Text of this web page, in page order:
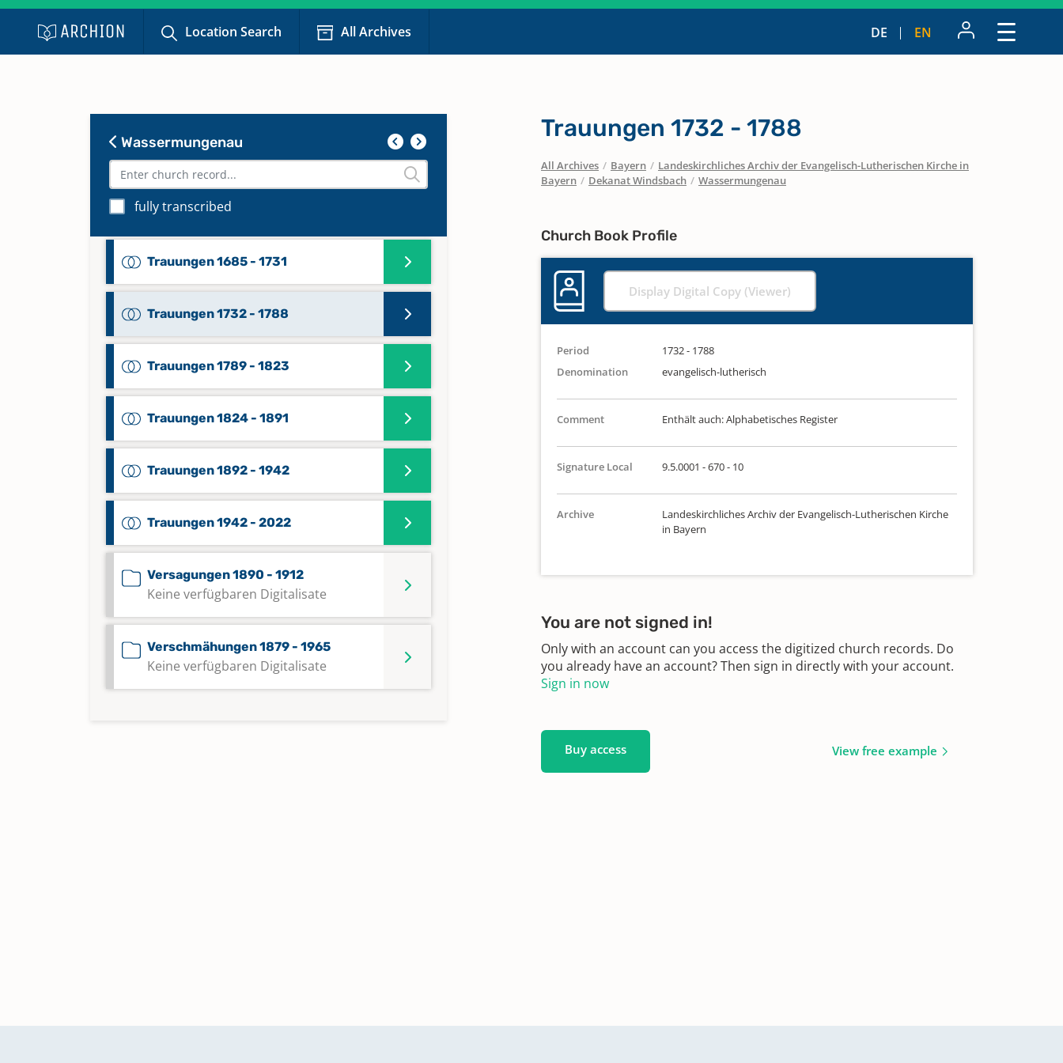
Location Search All Archives DE EN
Wassermungenau
fully transcribed
Taufen 1931 - 2022
Totgeburten 1883 - 1915
Keine verfügbaren Digitalisate
Totgeburten 1914 - 1965
Keine verfügbaren Digitalisate
Trauungen 1685 - 1731
Trauungen 1732 - 1788
Trauungen 1789 - 1823
Trauungen 1824 - 1891
Trauungen 1892 - 1942
Trauungen 1942 - 2022
Versagungen 1890 - 1912
Keine verfügbaren Digitalisate
Verschmähungen 1879 - 1965
Keine verfügbaren Digitalisate
Trauungen 1732 - 1788
All Archives / Bayern / Landeskirchliches Archiv der Evangelisch-Lutherischen Kirche in
Bayern / Dekanat Windsbach / Wassermungenau
Church Book Profile
Display Digital Copy (Viewer)
Period
1732 - 1788
Denomination
evangelisch-lutherisch
Comment Enthält auch: Alphabetisches Register
Signature Local 9.5.0001 - 670 - 10
Archive
Landeskirchliches Archiv der Evangelisch-Lutherischen Kirche
in Bayern
You are not signed in!
Only with an account can you access the digitized church records. Do
you already have an account? Then sign in directly with your account.
Sign in now
Buy access View free example